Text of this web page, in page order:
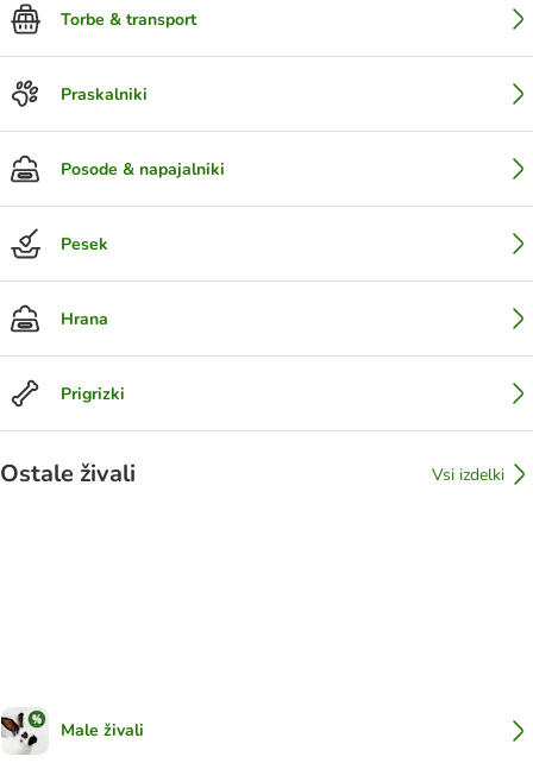
Torbe & transport
Praskalniki
Posode & napajalniki
Pesek
Hrana
Prigrizki
Ostale živali Vsi izdelki
Male živali